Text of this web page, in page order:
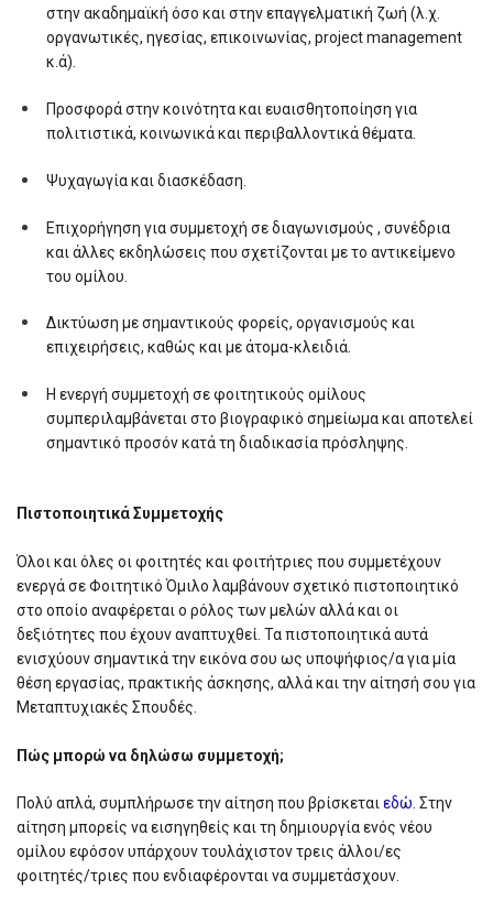
στην ακαδημαϊκή όσο και στην επαγγελματική ζωή (λ.χ.
οργανωτικές, ηγεσίας, επικοινωνίας, project management
κ.ά).
Προσφορά στην κοινότητα και ευαισθητοποίηση για
πολιτιστικά, κοινωνικά και περιβαλλοντικά θέματα.
Ψυχαγωγία και διασκέδαση.
Επιχορήγηση για συμμετοχή σε διαγωνισμούς , συνέδρια
και άλλες εκδηλώσεις που σχετίζονται με το αντικείμενο
του ομίλου.
Δικτύωση με σημαντικούς φορείς, οργανισμούς και
επιχειρήσεις, καθώς και με άτομα-κλειδιά.
Η ενεργή συμμετοχή σε φοιτητικούς ομίλους
συμπεριλαμβάνεται στο βιογραφικό σημείωμα και αποτελεί
σημαντικό προσόν κατά τη διαδικασία πρόσληψης.
Πιστοποιητικά Συμμετοχής
Όλοι και όλες οι φοιτητές και φοιτήτριες που συμμετέχουν
ενεργά σε Φοιτητικό Όμιλο λαμβάνουν σχετικό πιστοποιητικό
στο οποίο αναφέρεται ο ρόλος των μελών αλλά και οι
δεξιότητες που έχουν αναπτυχθεί. Τα πιστοποιητικά αυτά
ενισχύουν σημαντικά την εικόνα σου ως υποψήφιος/α για μία
θέση εργασίας, πρακτικής άσκησης, αλλά και την αίτησή σου για
Μεταπτυχιακές Σπουδές.
Πώς μπορώ να δηλώσω συμμετοχή;
Πολύ απλά, συμπλήρωσε την αίτηση που βρίσκεται εδώ . Στην
αίτηση μπορείς να εισηγηθείς και τη δημιουργία ενός νέου
ομίλου εφόσον υπάρχουν τουλάχιστον τρεις άλλοι/ες
φοιτητές/τριες που ενδιαφέρονται να συμμετάσχουν.